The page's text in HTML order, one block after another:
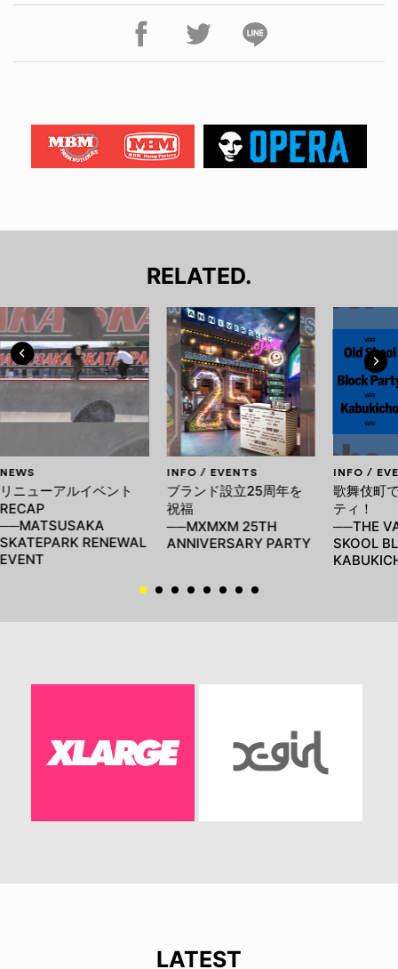
RELATED.
NEWS
リニューアルイベント
RECAP
──MATSUSAKA
SKATEPARK RENEWAL
EVENT
INFO / EVENTS
ブランド設立25周年を
祝福
──MXMXM 25TH
ANNIVERSARY PARTY
INFO /
歌舞伎町
ティ！
──THE
SKOOL
LATEST